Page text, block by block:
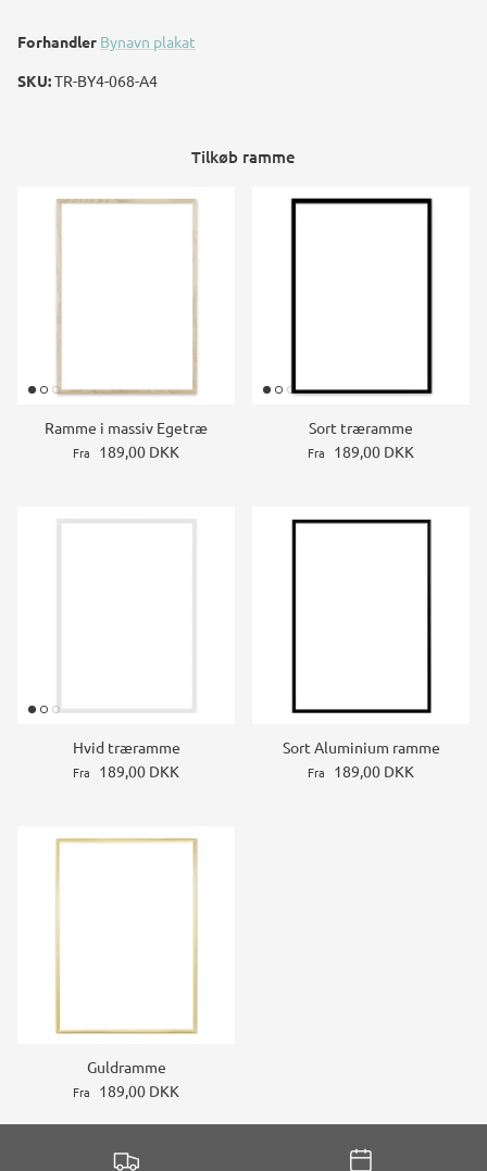
Forhandler Bynavn plakat
SKU:TR-BY4-068-A4
Tilkøb ramme
Ramme i massiv Egetræ
Fra 189,00 DKK
Sort træramme
Fra 189,00 DKK
Hvid træramme
Fra 189,00 DKK
Sort Aluminium ramme
Fra 189,00 DKK
Guldramme
Fra 189,00 DKK